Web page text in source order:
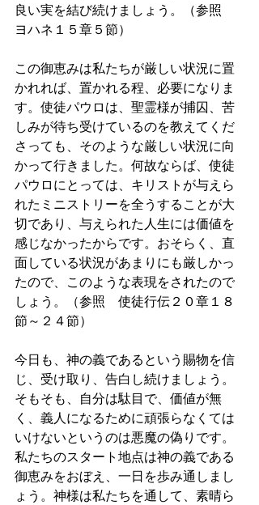
良い実を結び続けましょう。（参照
ヨハネ１５章５節）
この御恵みは私たちが厳しい状況に置
かれれば、置かれる程、必要になりま
す。使徒パウロは、聖霊様が捕囚、苦
しみが待ち受けているのを教えてくだ
さっても、そのような厳しい状況に向
かって行きました。何故ならば、使徒
パウロにとっては、キリストが与えら
れたミニストリーを全うすることが大
切であり、与えられた人生には価値を
感じなかったからです。おそらく、直
面している状況があまりにも厳しかっ
たので、このような表現をされたので
しょう。（参照　使徒行伝２０章１８
節～２４節）
今日も、神の義であるという賜物を信
じ、受け取り、告白し続けましょう。
そもそも、自分は駄目で、価値が無
く、義人になるために頑張らなくては
いけないというのは悪魔の偽りです。
私たちのスタート地点は神の義である
御恵みをおぼえ、一日を歩み通しまし
ょう。神様は私たちを通して、素晴ら